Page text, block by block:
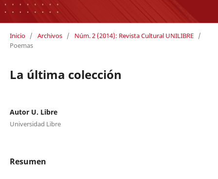
Inicio / Archivos / Núm. 2 (2014): Revista Cultural UNILIBRE /
Poemas
La última colección
Autor U. Libre
Universidad Libre
Resumen